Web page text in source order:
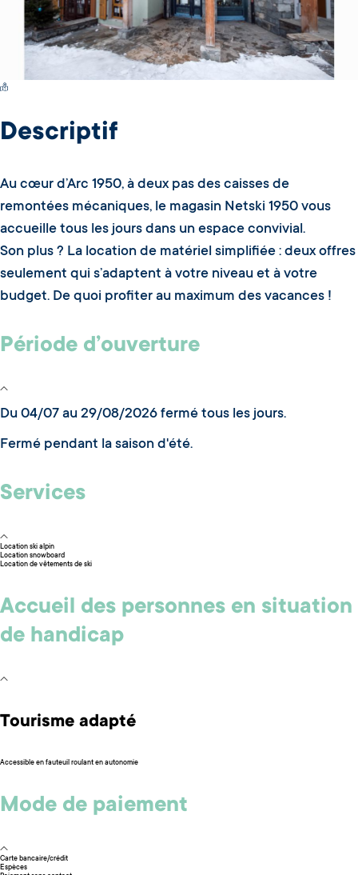
Switch Carte/Photos
Descriptif
Au cœur d’Arc 1950, à deux pas des caisses de
remontées mécaniques, le magasin Netski 1950 vous
accueille tous les jours dans un espace convivial.
Son plus ? La location de matériel simplifiée : deux offres
seulement qui s’adaptent à votre niveau et à votre
budget. De quoi profiter au maximum des vacances !
Période d’ouverture
Du 04/07 au 29/08/2026 fermé tous les jours.
Fermé pendant la saison d'été.
Services
Location ski alpin
Location snowboard
Location de vêtements de ski
Accueil des personnes en situation
de handicap
Tourisme adapté
Accessible en fauteuil roulant en autonomie
Mode de paiement
Carte bancaire/crédit
Espèces